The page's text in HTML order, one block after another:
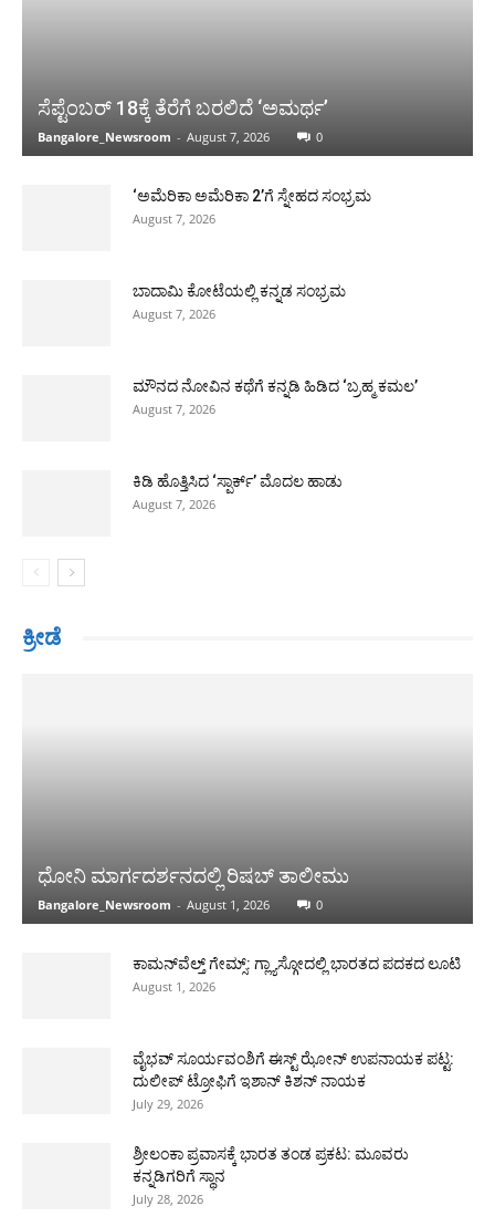
ಸೆಪ್ಟೆಂಬರ್ 18ಕ್ಕೆ ತೆರೆಗೆ ಬರಲಿದೆ ‘ಅಮರ್ಥ’
Bangalore_Newsroom - August 7, 2026 0
‘ಅಮೆರಿಕಾ ಅಮೆರಿಕಾ 2’ಗೆ ಸ್ನೇಹದ ಸಂಭ್ರಮ
August 7, 2026
ಬಾದಾಮಿ ಕೋಟೆಯಲ್ಲಿ ಕನ್ನಡ ಸಂಭ್ರಮ
August 7, 2026
ಮೌನದ ನೋವಿನ ಕಥೆಗೆ ಕನ್ನಡಿ ಹಿಡಿದ ‘ಬ್ರಹ್ಮ ಕಮಲ’
August 7, 2026
ಕಿಡಿ ಹೊತ್ತಿಸಿದ ‘ಸ್ಪಾರ್ಕ್’ ಮೊದಲ ಹಾಡು
August 7, 2026
ಕ್ರೀಡೆ
ಧೋನಿ ಮಾರ್ಗದರ್ಶನದಲ್ಲಿ ರಿಷಬ್ ತಾಲೀಮು
Bangalore_Newsroom - August 1, 2026 0
ಕಾಮನ್‌ವೆಲ್ತ್ ಗೇಮ್ಸ್: ಗ್ಲ್ಯಾಸ್ಗೋದಲ್ಲಿ ಭಾರತದ ಪದಕದ ಲೂಟಿ
August 1, 2026
ವೈಭವ್ ಸೂರ್ಯವಂಶಿಗೆ ಈಸ್ಟ್ ಝೋನ್ ಉಪನಾಯಕ ಪಟ್ಟ:
ದುಲೀಪ್ ಟ್ರೋಫಿಗೆ ಇಶಾನ್ ಕಿಶನ್ ನಾಯಕ
July 29, 2026
ಶ್ರೀಲಂಕಾ ಪ್ರವಾಸಕ್ಕೆ ಭಾರತ ತಂಡ ಪ್ರಕಟ: ಮೂವರು
ಕನ್ನಡಿಗರಿಗೆ ಸ್ಥಾನ
July 28, 2026